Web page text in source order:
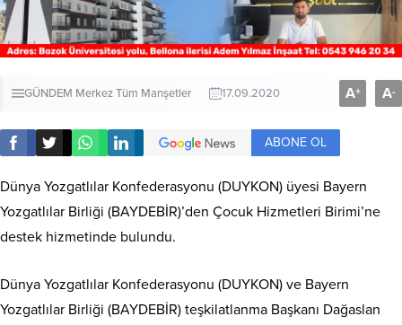
GÜNDEM MerkezTüm Manşetler 17.09.2020 A+ A-
ABONE OL
Dünya Yozgatlılar Konfederasyonu (DUYKON) üyesi Bayern
Yozgatlılar Birliği (BAYDEBİR)’den Çocuk Hizmetleri Birimi’ne
destek hizmetinde bulundu.
Dünya Yozgatlılar Konfederasyonu (DUYKON) ve Bayern
Yozgatlılar Birliği (BAYDEBİR) teşkilatlanma Başkanı Dağaslan